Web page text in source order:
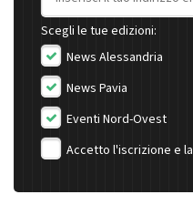
Scegli le tue edizioni:
News Alessandria
News Pavia
Eventi Nord-Ovest
Accetto l'iscrizione e la